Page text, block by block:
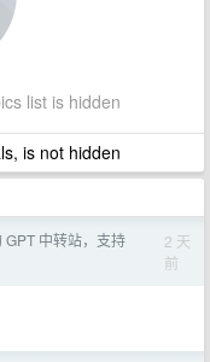
list is hidden
is not hidden
中转站，支持
2 天
前